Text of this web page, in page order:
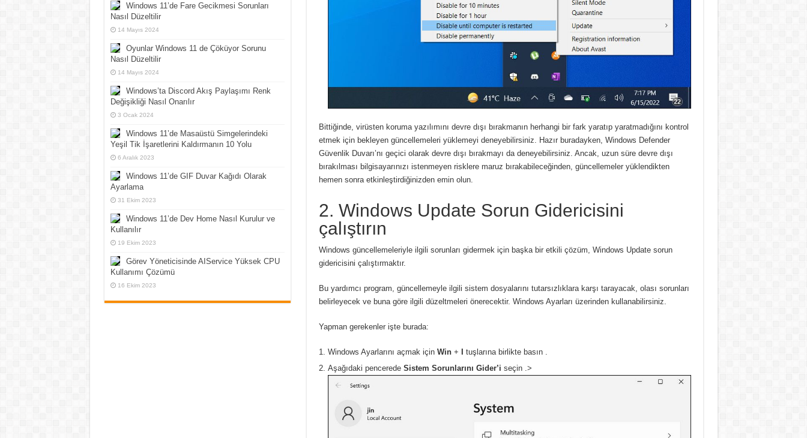
Bittiğinde, virüsten koruma yazılımını devre dışı bırakmanın herhangi bir fark yaratıp yaratmadığını kontrol
etmek için bekleyen güncellemeleri yüklemeyi deneyebilirsiniz. Hazır buradayken, Windows Defender
Güvenlik Duvarı’nı geçici olarak devre dışı bırakmayı da deneyebilirsiniz. Ancak, uzun süre devre dışı
bırakılması bilgisayarınızı istenmeyen risklere maruz bırakabileceğinden, güncellemeler yüklendikten
hemen sonra etkinleştirdiğinizden emin olun.
2. Windows Update Sorun Gidericisini
çalıştırın
Windows güncellemeleriyle ilgili sorunları gidermek için başka bir etkili çözüm, Windows Update sorun
gidericisini çalıştırmaktır.
Bu yardımcı program, güncellemeyle ilgili sistem dosyalarını tutarsızlıklara karşı tarayacak, olası sorunları
belirleyecek ve buna göre ilgili düzeltmeleri önerecektir. Windows Ayarları üzerinden kullanabilirsiniz.
Yapman gerekenler işte burada:
Windows Ayarlarını açmak için Win+ I tuşlarına birlikte basın .
Aşağıdaki pencerede Sistem Sorunlarını Gider’i seçin .>
Windows 11’de Fare Gecikmesi Sorunları
Nasıl Düzeltilir
14 Mayıs 2024
Oyunlar Windows 11 de Çöküyor Sorunu
Nasıl Düzeltilir
14 Mayıs 2024
Windows’ta Discord Akış Paylaşımı Renk
Değişikliği Nasıl Onarılır
3 Ocak 2024
Windows 11’de Masaüstü Simgelerindeki
Yeşil Tik İşaretlerini Kaldırmanın 10 Yolu
6 Aralık 2023
Windows 11’de GIF Duvar Kağıdı Olarak
Ayarlama
31 Ekim 2023
Windows 11’de Dev Home Nasıl Kurulur ve
Kullanılır
19 Ekim 2023
Görev Yöneticisinde AIService Yüksek CPU
Kullanımı Çözümü
16 Ekim 2023